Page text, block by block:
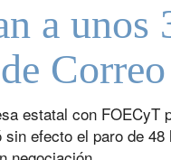
a unos
estatal con
efecto el paro de